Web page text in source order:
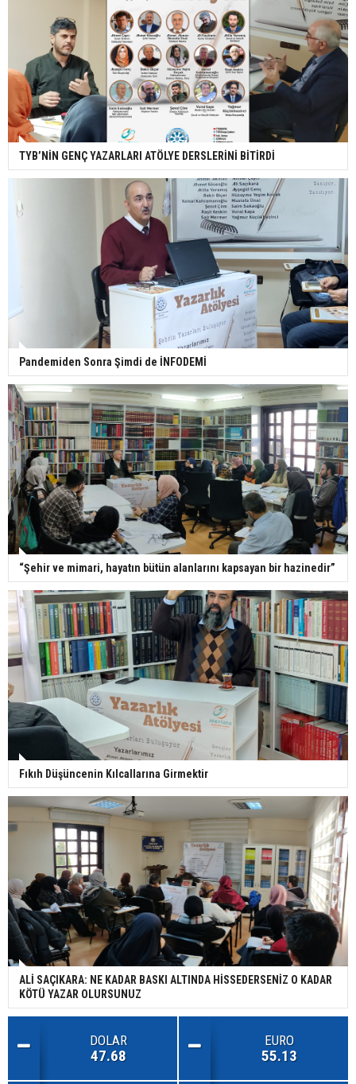
TYB’NİN GENÇ YAZARLARI ATÖLYE DERSLERİNİ BİTİRDİ
Pandemiden Sonra Şimdi de İNFODEMİ
“Şehir ve mimari, hayatın bütün alanlarını kapsayan bir hazinedir”
Fıkıh Düşüncenin Kılcallarına Girmektir
ALİ SAÇIKARA: NE KADAR BASKI ALTINDA HİSSEDERSENİZ O KADAR
KÖTÜ YAZAR OLURSUNUZ
DOLAR
47.68
EURO
55.13